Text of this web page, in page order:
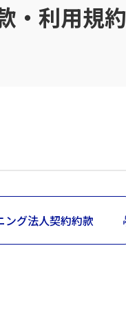
・利用規約
ング法人契約約款